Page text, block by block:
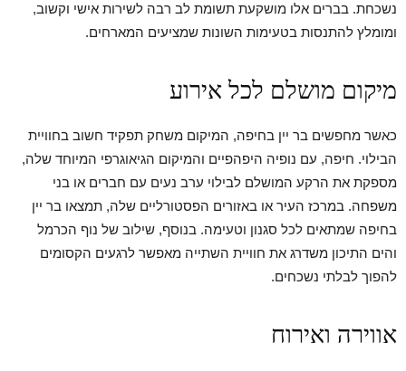
נשכחת. בברים אלו מושקעת תשומת לב רבה לשירות אישי וקשוב,
ומומלץ להתנסות בטעימות השונות שמציעים המארחים.
מיקום מושלם לכל אירוע
כאשר מחפשים בר יין בחיפה, המיקום משחק תפקיד חשוב בחוויית
הבילוי. חיפה, עם נופיה היפהפיים והמיקום הגיאוגרפי המיוחד שלה,
מספקת את הרקע המושלם לבילוי ערב נעים עם חברים או בני
משפחה. במרכז העיר או באזורים הפסטורליים שלה, תמצאו בר יין
בחיפה שמתאים לכל סגנון וטעימה. בנוסף, שילוב של נוף הכרמל
והים התיכון משדרג את חוויית השתייה מאפשר לרגעים הקסומים
להפוך לבלתי נשכחים.
אווירה ואירוח